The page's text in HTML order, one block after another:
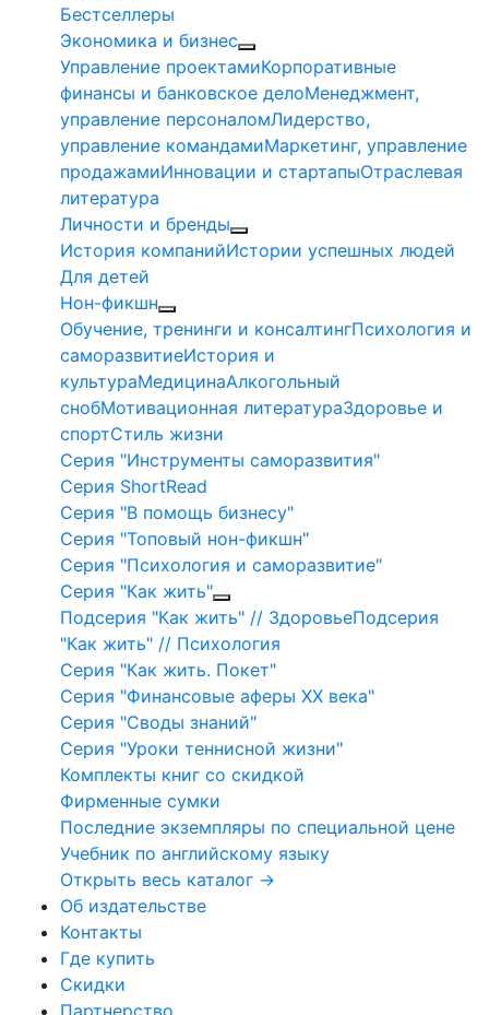
Бестселлеры
Экономика и бизнес
Управление проектамиКорпоративные
финансы и банковское делоМенеджмент,
управление персоналомЛидерство,
управление командамиМаркетинг, управление
продажамиИнновации и стартапыОтраслевая
литература
Личности и бренды
История компанийИстории успешных людей
Для детей
Нон-фикшн
Обучение, тренинги и консалтингПсихология и
саморазвитиеИстория и
культураМедицинаАлкогольный
снобМотивационная литератураЗдоровье и
спортСтиль жизни
Серия "Инструменты саморазвития"
Серия ShortRead
Серия "В помощь бизнесу"
Серия "Топовый нон-фикшн"
Серия "Психология и саморазвитие"
Серия "Как жить"
Подсерия "Как жить" // ЗдоровьеПодсерия
"Как жить" // Психология
Серия "Как жить. Покет"
Серия "Финансовые аферы XX века"
Серия "Своды знаний"
Серия "Уроки теннисной жизни"
Комплекты книг со скидкой
Фирменные сумки
Последние экземпляры по специальной цене
Учебник по английскому языку
Открыть весь каталог →
Об издательстве
Контакты
Где купить
Скидки
Партнерство